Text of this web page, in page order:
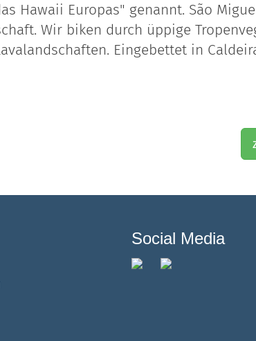
Hawaii Europas" genannt. São
Wir biken durch üppige
Eingebettet in
Social Media